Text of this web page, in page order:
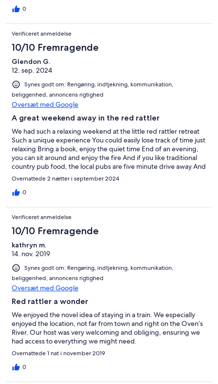
0
Verificeret anmeldelse
10/10 Fremragende
Glendon G.
12. sep. 2024
Synes godt om: Rengøring, indtjekning, kommunikation,
beliggenhed, annoncens rigtighed
Oversæt med Google
A great weekend away in the red rattler
We had such a relaxing weekend at the little red rattler retreat
Such a unique experience You could easily lose track of time just
relaxing Bring a book, enjoy the quiet time End of an evening,
you can sit around and enjoy the fire And if you like traditional
country pub food, the local pubs are five minute drive away And
don’t forget the loo with a view Thanks for a great weekend
Overnattede 2 nætter i september 2024
0
Verificeret anmeldelse
10/10 Fremragende
kathryn m.
14. nov. 2019
Synes godt om: Rengøring, indtjekning, kommunikation,
beliggenhed, annoncens rigtighed
Oversæt med Google
Red rattler a wonder
We enjoyed the novel idea of staying in a train. We especially
enjoyed the location, not far from town and right on the Oven’s
River. Our host was very welcoming and obliging, ensuring we
had access to everything we might need.
Overnattede 1 nat i november 2019
0